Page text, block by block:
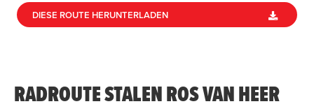
DIESE ROUTE HERUNTERLADEN
RADROUTE STALEN ROS VAN HEER